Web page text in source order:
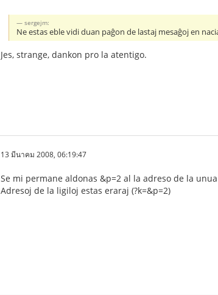
sergejm:
Ne estas eble vidi duan paĝon de lastaj mesaĝoj en
Jes, strange, dankon pro la atentigo.
13 มีนาคม 2008, 06:19:47
Se mi permane aldonas &p=2 al la adreso de la
Adresoj de la ligiloj estas eraraj (?k=&p=2)